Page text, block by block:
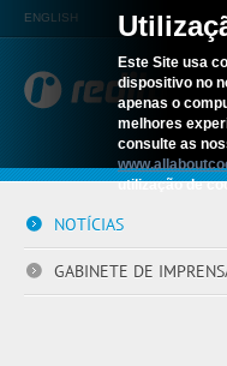
Este Site usa
dispositivo no
apenas o
melhores
consulte as
utilização de
ENGLISH
NOTÍCIAS
GABINETE DE